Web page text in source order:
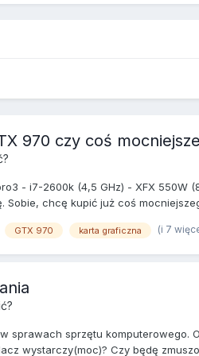
970 czy coś
- i7-2600k (4,5 GHz) - XFX
Sobie, chcę kupić już coś
GTX 970 karta graficzna (i 7
sprawach sprzętu
wystarczy(moc)? Czy będę